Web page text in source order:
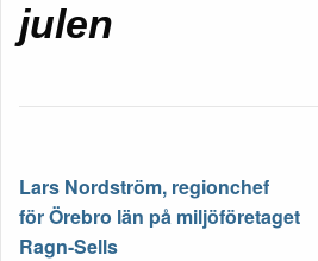
julen
Lars Nordström, regionchef
för Örebro län på miljöföretaget
Ragn-Sells